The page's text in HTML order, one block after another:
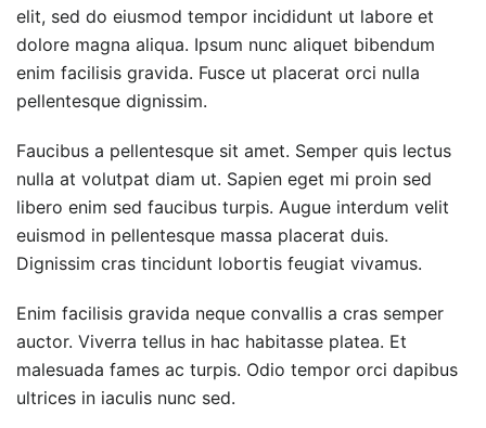
elit, sed do eiusmod tempor incididunt ut labore et
dolore magna aliqua. Ipsum nunc aliquet bibendum
enim facilisis gravida. Fusce ut placerat orci nulla
pellentesque dignissim.
Faucibus a pellentesque sit amet. Semper quis lectus
nulla at volutpat diam ut. Sapien eget mi proin sed
libero enim sed faucibus turpis. Augue interdum velit
euismod in pellentesque massa placerat duis.
Dignissim cras tincidunt lobortis feugiat vivamus.
Enim facilisis gravida neque convallis a cras semper
auctor. Viverra tellus in hac habitasse platea. Et
malesuada fames ac turpis. Odio tempor orci dapibus
ultrices in iaculis nunc sed.